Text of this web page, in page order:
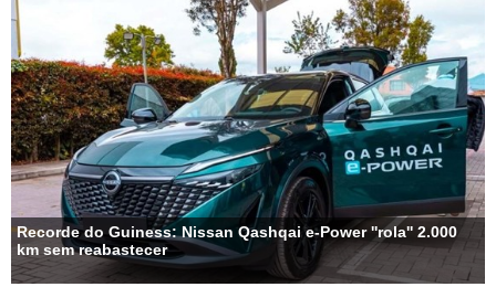
Recorde do Guiness: Nissan Qashqai e-Power ''rola'' 2.000
km sem reabastecer